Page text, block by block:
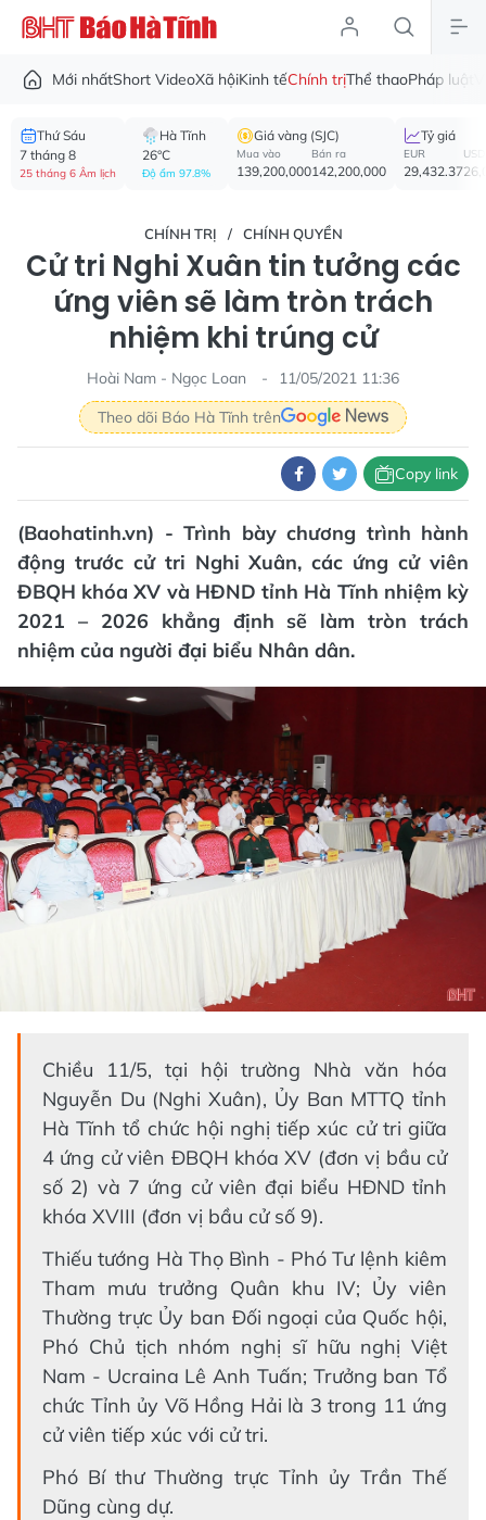
Mới nhấtShort VideoXã hộiKinh tếChính trịThể thaoPháp luật
Thứ Sáu
7 tháng 8
25 tháng 6 Âm lịch
Hà Tĩnh
26°C
Độ ẩm 97.8%
Giá vàng (SJC)
Mua vào
139,200,000
Bán ra
142,200,000
Tỷ giá
EUR
29,432.37
USD
CHÍNH TRỊ CHÍNH QUYỀN
Cử tri Nghi Xuân tin tưởng các
ứng viên sẽ làm tròn trách
nhiệm khi trúng cử
Hoài Nam - Ngọc Loan
11/05/2021 11:36
Theo dõi Báo Hà Tĩnh trên
Copy link
(Baohatinh.vn) - Trình bày chương trình hành
động trước cử tri Nghi Xuân, các ứng cử viên
ĐBQH khóa XV và HĐND tỉnh Hà Tĩnh nhiệm kỳ
2021 – 2026 khẳng định sẽ làm tròn trách
nhiệm của người đại biểu Nhân dân.
Chiều 11/5, tại hội trường Nhà văn hóa
Nguyễn Du (Nghi Xuân), Ủy Ban MTTQ tỉnh
Hà Tĩnh tổ chức hội nghị tiếp xúc cử tri giữa
4 ứng cử viên ĐBQH khóa XV (đơn vị bầu cử
số 2) và 7 ứng cử viên đại biểu HĐND tỉnh
khóa XVIII (đơn vị bầu cử số 9).
Thiếu tướng Hà Thọ Bình - Phó Tư lệnh kiêm
Tham mưu trưởng Quân khu IV; Ủy viên
Thường trực Ủy ban Đối ngoại của Quốc hội,
Phó Chủ tịch nhóm nghị sĩ hữu nghị Việt
Nam - Ucraina Lê Anh Tuấn; Trưởng ban Tổ
chức Tỉnh ủy Võ Hồng Hải là 3 trong 11 ứng
cử viên tiếp xúc với cử tri.
Phó Bí thư Thường trực Tỉnh ủy Trần Thế
Dũng cùng dự.